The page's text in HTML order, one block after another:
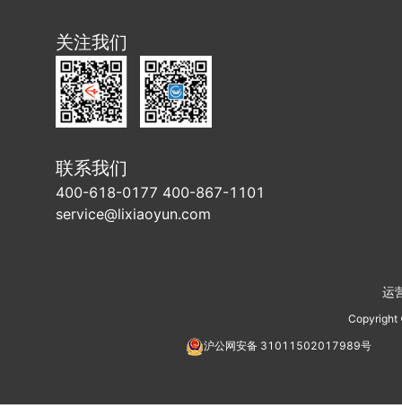
关注我们
联系我们
400-618-0177 400-867-1101
service@lixiaoyun.com
运
沪公网安备 31011502017989号